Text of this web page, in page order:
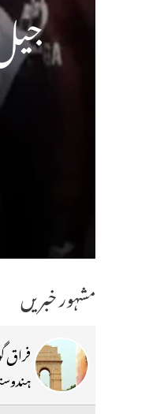
مشہور خبریں
فراق